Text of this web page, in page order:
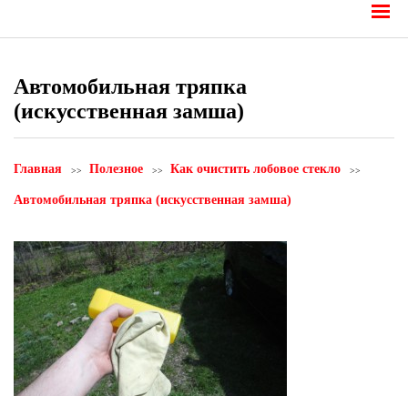
Автомобильная тряпка
(искусственная замша)
Главная Полезное Как очистить лобовое стекло
Автомобильная тряпка (искусственная замша)